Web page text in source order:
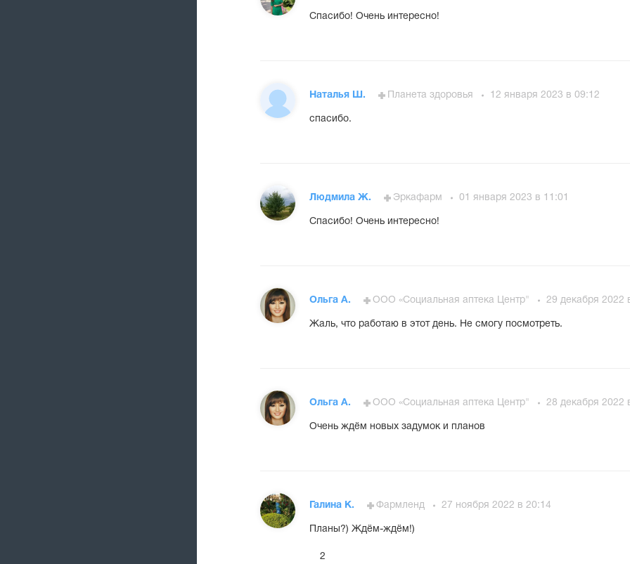
Спасибо! Очень интересно!
Наталья Ш. Планета здоровья 12 января 2023 в 09:12
спасибо.
Людмила Ж. Эркафарм 01 января 2023 в 11:01
Спасибо! Очень интересно!
Ольга А. ООО «Социальная аптека Центр" 29 декабря 2022
Жаль, что работаю в этот день. Не смогу посмотреть.
Ольга А. ООО «Социальная аптека Центр" 28 декабря 2022
Очень ждём новых задумок и планов
Галина К. Фармленд 27 ноября 2022 в 20:14
Планы?) Ждём-ждём!)
2